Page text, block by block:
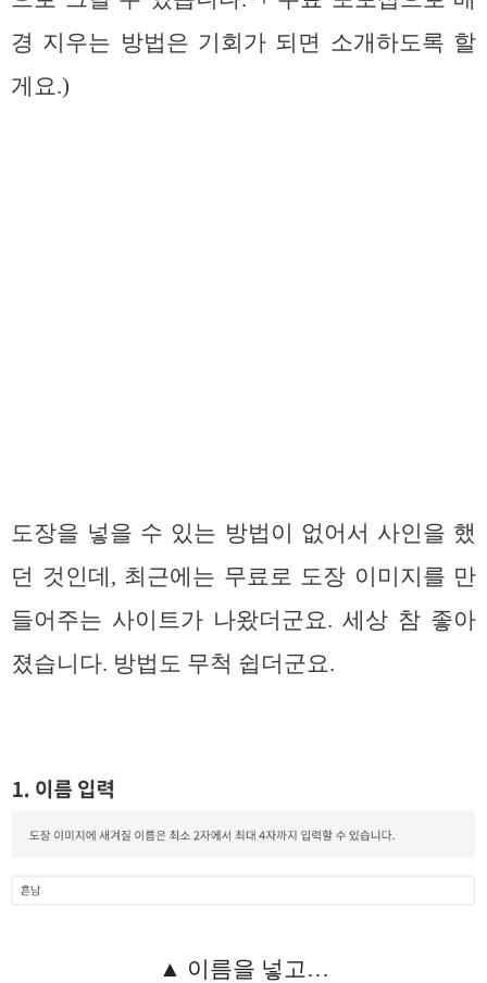
경 지우는 방법은 기회가 되면 소개하도록 할
게요.)
도장을 넣을 수 있는 방법이 없어서 사인을 했
던 것인데, 최근에는 무료로 도장 이미지를 만
들어주는 사이트가 나왔더군요. 세상 참 좋아
졌습니다. 방법도 무척 쉽더군요.
▲ 이름을 넣고…